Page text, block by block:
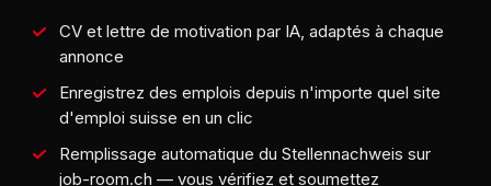
CV et lettre de motivation par IA, adaptés à chaque
annonce
Enregistrez des emplois depuis n'importe quel site
d'emploi suisse en un clic
Remplissage automatique du Stellennachweis sur
job-room.ch — vous vérifiez et soumettez